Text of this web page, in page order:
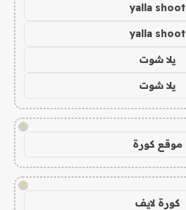
yalla shoot
yalla shoot
يلا شوت
يلا شوت
!
موقع كورة
!
كورة لايف